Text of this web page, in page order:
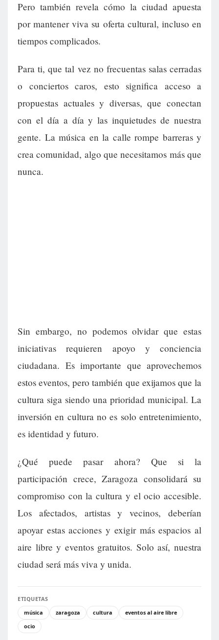
Pero también revela cómo la ciudad apuesta
por mantener viva su oferta cultural, incluso en
tiempos complicados.
Para ti, que tal vez no frecuentas salas cerradas
o conciertos caros, esto significa acceso a
propuestas actuales y diversas, que conectan
con el día a día y las inquietudes de nuestra
gente. La música en la calle rompe barreras y
crea comunidad, algo que necesitamos más que
nunca.
Sin embargo, no podemos olvidar que estas
iniciativas requieren apoyo y conciencia
ciudadana. Es importante que aprovechemos
estos eventos, pero también que exijamos que la
cultura siga siendo una prioridad municipal. La
inversión en cultura no es solo entretenimiento,
es identidad y futuro.
¿Qué puede pasar ahora? Que si la
participación crece, Zaragoza consolidará su
compromiso con la cultura y el ocio accesible.
Los afectados, artistas y vecinos, deberían
apoyar estas acciones y exigir más espacios al
aire libre y eventos gratuitos. Solo así, nuestra
ciudad será más viva y unida.
ETIQUETAS
música
zaragoza cultura
eventos al aire libre
ocio